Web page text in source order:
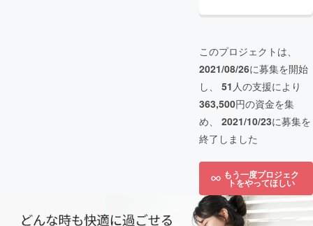
このプロジェクトは、
2021/08/26に募集を開始
し、 51 人の支援により
363,500円の資金を集
め、 2021/10/23に募集を
終了しました
もう一度プロジェク
トをやってほしい